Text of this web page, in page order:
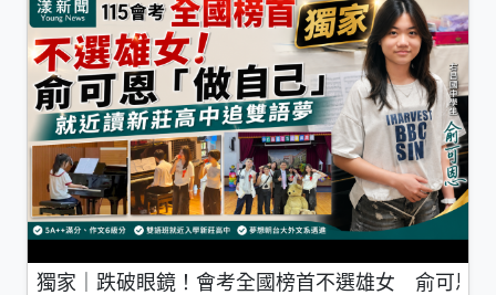
獨家｜跌破眼鏡！會考全國榜首不選雄女 俞可恩